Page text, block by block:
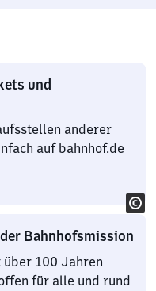
und
anderer
auf bahnhof.de
Bahnhofsmission
100 Jahren
für alle und rund